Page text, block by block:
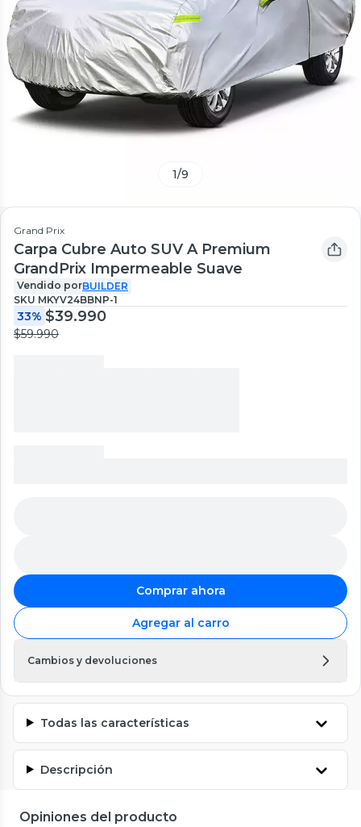
1/9
Grand Prix
Carpa Cubre Auto SUV A Premium
GrandPrix Impermeable Suave
Vendido porBUILDER
SKU MKYV24BBNP-1
33% $39.990
$59.990
Comprar ahora
Agregar al carro
Cambios y devoluciones
Todas las características
Descripción
Opiniones del producto